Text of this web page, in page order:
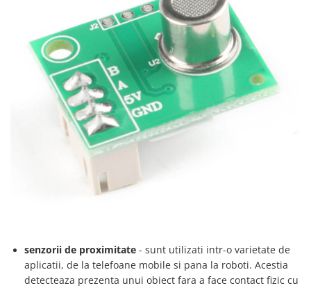
senzorii de proximitate - sunt utilizati intr-o varietate de
aplicatii, de la telefoane mobile si pana la roboti. Acestia
detecteaza prezenta unui obiect fara a face contact fizic cu